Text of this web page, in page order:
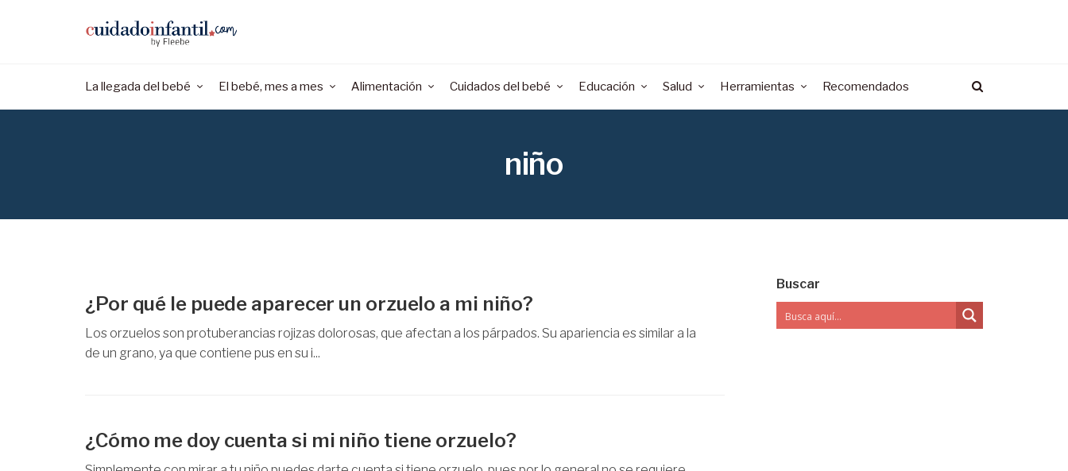
La llegada del bebé El bebé, mes a mes Alimentación Cuidados del bebé Educación Salud Herramientas Recomendados
niño
¿Por qué le puede aparecer un orzuelo a mi niño?
Los orzuelos son protuberancias rojizas dolorosas, que afectan a los párpados. Su apariencia es similar a la
de un grano, ya que contiene pus en su i...
¿Cómo me doy cuenta si mi niño tiene orzuelo?
Buscar